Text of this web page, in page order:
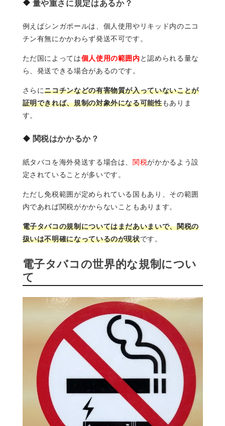
量や重さに規定はあるか？
例えばシンガポールは、個人使用やリキッド内のニコ
チン有無にかかわらず発送不可です。
ただ国によっては個人使用の範囲内と認められる量な
ら、発送できる場合があるのです。
さらにニコチンなどの有害物質が入っていないことが
証明できれば、規制の対象外になる可能性もありま
す。
関税はかかるか？
紙タバコを海外発送する場合は、 関税がかかるよう設
定されていることが多いです。
ただし免税範囲が定められている国もあり、その範囲
内であれば関税がかからないこともあります。
電子タバコの規制についてはまだあいまいで、関税の
扱いは不明確になっているのが現状です。
電子タバコの世界的な規制につい
て